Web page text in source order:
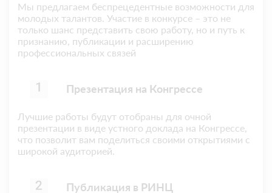
Мы предлагаем беспрецедентные возможности для
молодых талантов. Участие в конкурсе – это не
только шанс представить свою работу, но и путь к
признанию, публикации и расширению
профессиональных связей
Презентация на Конгрессе
Лучшие работы будут отобраны для очной
презентации в виде устного доклада на Конгрессе,
что позволит вам поделиться своими открытиями с
широкой аудиторией.
Публикация в РИНЦ